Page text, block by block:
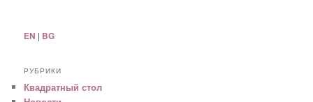
EN | BG
РУБРИКИ
Квадратный стол